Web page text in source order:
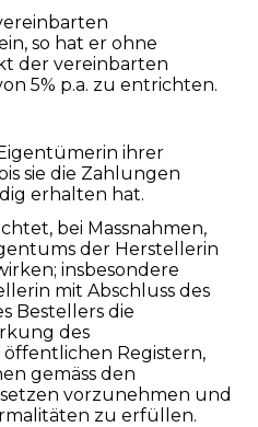
so hat er ohne
der vereinbarten
5% p.a. zu entrichten.
ihrer
sie die Zahlungen
erhalten hat.
bei Massnahmen,
der Herstellerin
insbesondere
mit Abschluss des
Bestellers die
des
Registern,
gemäss den
vorzunehmen und
zu erfüllen.